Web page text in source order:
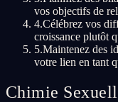
vos objectifs de
4.Célébrez vos
croissance plutôt
5.Maintenez des
votre lien en tant
Chimie